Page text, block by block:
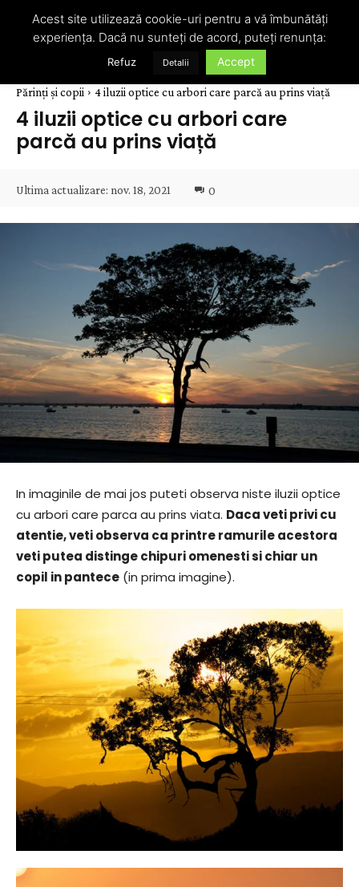
Părinți și copii 4 iluzii optice cu arbori care parcă au prins viață
4 iluzii optice cu arbori care
parcă au prins viață
Ultima actualizare: nov. 18, 2021 0
In imaginile de mai jos puteti observa niste iluzii optice
cu arbori care parca au prins viata. Daca veti privi cu
atentie, veti observa ca printre ramurile acestora
veti putea distinge chipuri omenesti si chiar un
copil in pantece (in prima imagine).
Acest site utilizează cookie-uri pentru a vă îmbunătăți
experiența. Dacă nu sunteți de acord, puteți renunța:
Refuz Detalii Accept